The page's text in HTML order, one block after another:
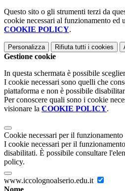
Questo sito o gli strumenti terzi da
cookie necessari al funzionamento
COOKIE POLICY.
Personalizza Rifiuta tutti i cookies
Gestione cookie
In questa schermata è possibile
I cookie necessari sono quelli che
piattaforma e non è possibile
Per conoscere quali sono i cookie
visionare la COOKIE POLICY.
Cookie necessari per il funzionamento
I cookie necessari per il
disabilitati. È possibile consultare
policy.
www.iccolognoalserio.edu.it